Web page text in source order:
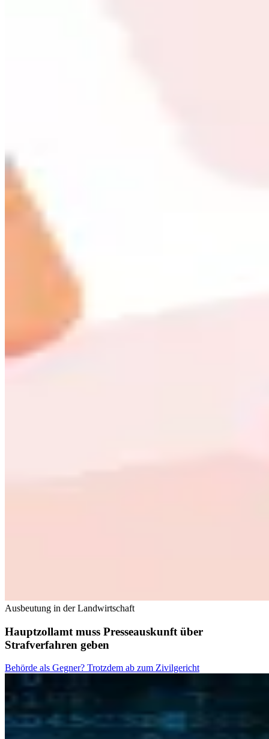
Ausbeutung in der Landwirtschaft
Hauptzollamt muss Presseauskunft über
Strafverfahren geben
Behörde als Gegner? Trotzdem ab zum Zivilgericht